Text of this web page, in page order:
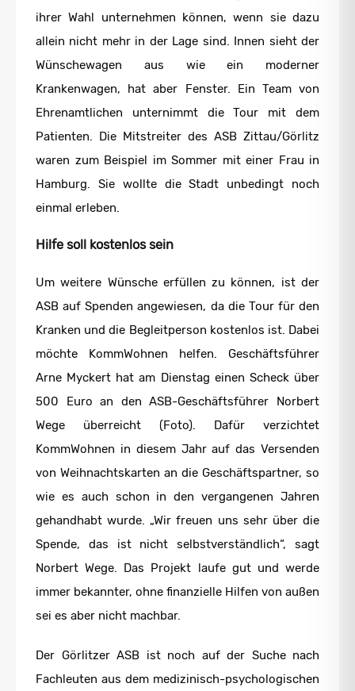
ihrer Wahl unternehmen können, wenn sie dazu
allein nicht mehr in der Lage sind. Innen sieht der
Wünschewagen aus wie ein moderner
Krankenwagen, hat aber Fenster. Ein Team von
Ehrenamtlichen unternimmt die Tour mit dem
Patienten. Die Mitstreiter des ASB Zittau/Görlitz
waren zum Beispiel im Sommer mit einer Frau in
Hamburg. Sie wollte die Stadt unbedingt noch
einmal erleben.
Hilfe soll kostenlos sein
Um weitere Wünsche erfüllen zu können, ist der
ASB auf Spenden angewiesen, da die Tour für den
Kranken und die Begleitperson kostenlos ist. Dabei
möchte KommWohnen helfen. Geschäftsführer
Arne Myckert hat am Dienstag einen Scheck über
500 Euro an den ASB-Geschäftsführer Norbert
Wege überreicht (Foto). Dafür verzichtet
KommWohnen in diesem Jahr auf das Versenden
von Weihnachtskarten an die Geschäftspartner, so
wie es auch schon in den vergangenen Jahren
gehandhabt wurde. „Wir freuen uns sehr über die
Spende, das ist nicht selbstverständlich“, sagt
Norbert Wege. Das Projekt laufe gut und werde
immer bekannter, ohne finanzielle Hilfen von außen
sei es aber nicht machbar.
Der Görlitzer ASB ist noch auf der Suche nach
Fachleuten aus dem medizinisch-psychologischen